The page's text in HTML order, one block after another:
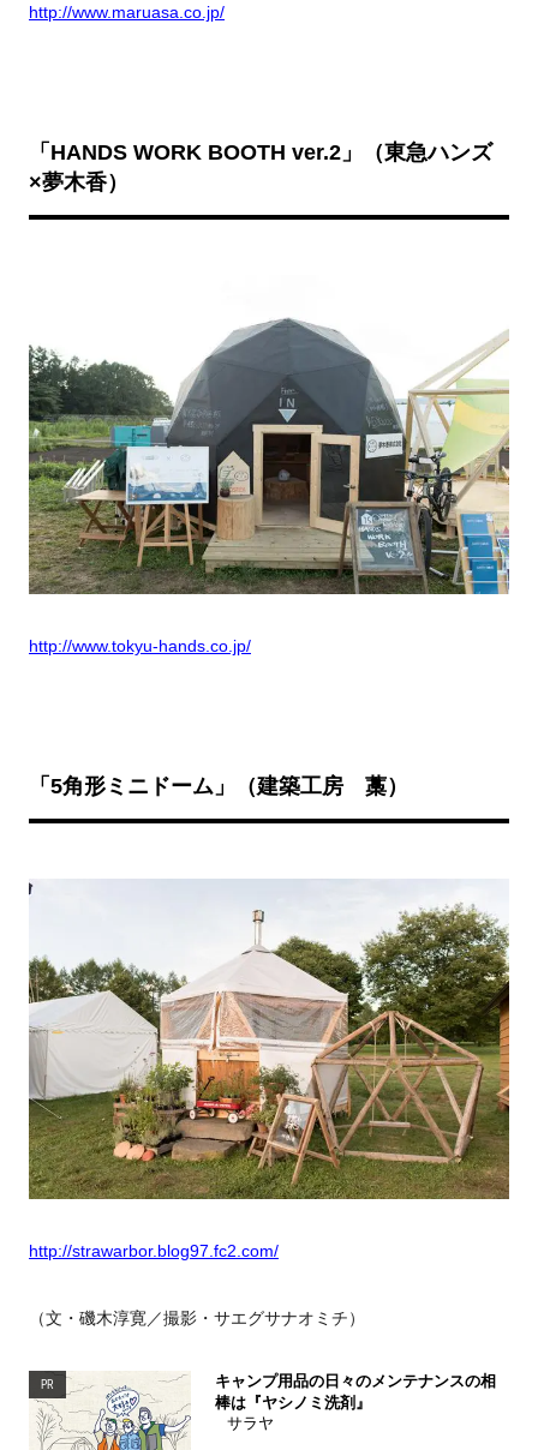
http://www.maruasa.co.jp/
「HANDS WORK BOOTH ver.2 」（東急ハンズ
×夢木香）
http://www.tokyu-hands.co.jp/
「5角形ミニドーム」（建築工房 藁）
http://strawarbor.blog97.fc2.com/
（文・磯木淳寛／撮影・サエグサナオミチ）
PR
キャンプ用品の日々のメンテナンスの相
棒は『ヤシノミ洗剤』
サラヤ